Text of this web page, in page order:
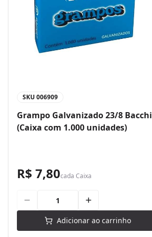
SKU 006909
Grampo Galvanizado 23/8 Bacchi
(Caixa com 1.000 unidades)
R$ 7,80cada Caixa
Adicionar ao carrinho